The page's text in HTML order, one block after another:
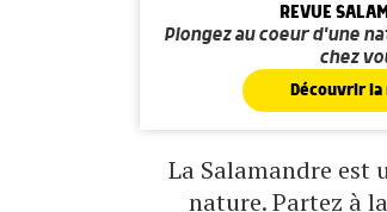
REVUE
Plongez au coeur d'une
chez
Découvrir
La Salamandre est
nature. Partez à